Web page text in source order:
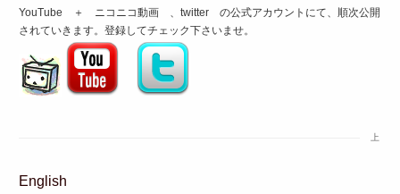
YouTube ＋ ニコニコ動画 、twitter の公式アカウントにて、順次公開
されていきます。登録してチェック下さいませ。
上
English